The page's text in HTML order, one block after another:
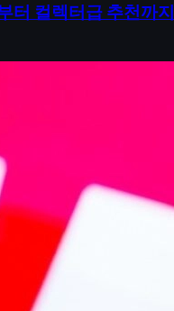
터 컬렉터급 추천까지